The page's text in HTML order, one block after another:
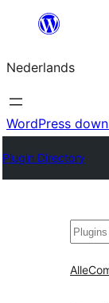
de
inhoud
Nederlands
WordPress
Plugin Directory
Alle